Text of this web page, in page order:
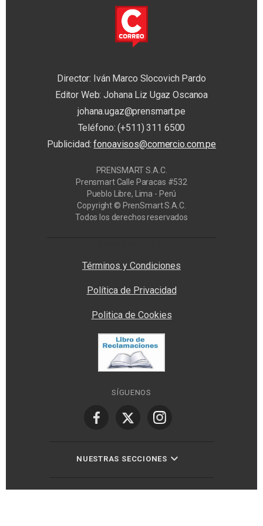
Director: Iván Marco Slocovich Pardo
Editor Web: Johana Liz Ugaz Oscanoa
johana.ugaz@prensmart.pe
Teléfono: (+511) 311 6500
Publicidad:fonoavisos@comercio.com.pe
PRENSMART S.A.C.
Prensmart Calle Paracas #532
Pueblo Libre, Lima - Perú
Copyright © PrenSmart S.A.C.
Todos los derechos reservados
Términos y Condiciones
Política de Privacidad
Politica de Cookies
SÍGUENOS
NUESTRAS SECCIONES